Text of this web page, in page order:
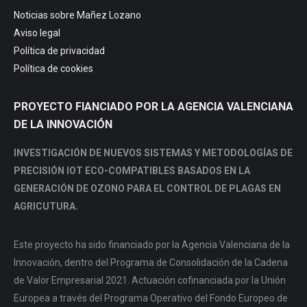
in
new
window
new
windowwindow
in
window
Noticias sobre Mañez Lozano
Aviso legal
Política de privacidad
Política de cookies
PROYECTO FIANCIADO POR LA AGENCIA VALENCIANA
DE LA INNOVACIÓN
INVESTIGACIÓN DE NUEVOS SISTEMAS Y METODOLOGÍAS DE
PRECISIÓN IOT ECO-COMPATIBLES BASADOS EN LA
GENERACIÓN DE OZONO PARA EL CONTROL DE PLAGAS EN
AGRICUTURA.
Este proyecto ha sido financiado por la Agencia Valenciana de la
Innovación, dentro del Programa de Consolidación de la Cadena
de Valor Empresarial 2021. Actuación cofinanciada por la Unión
Europea a través del Programa Operativo del Fondo Europeo de